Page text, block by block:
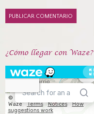
¿Cómo llegar con Waze?